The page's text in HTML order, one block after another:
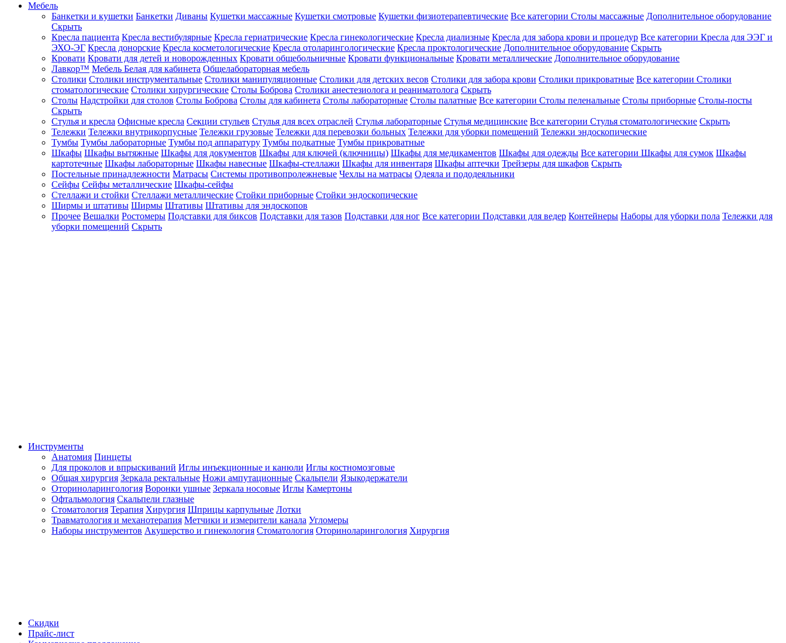
Мебель
Банкетки и кушетки Банкетки Диваны Кушетки массажные Кушетки смотровые Кушетки физиотерапевтические Все категории Столы массажные Дополнительное оборудование
Скрыть
Кресла пациента Кресла вестибулярные Кресла гериатрические Кресла гинекологические Кресла диализные Кресла для забора крови и процедур Все категории Кресла для ЭЭГ и
ЭХО-ЭГ Кресла донорские Кресла косметологические Кресла отоларингологические Кресла проктологические Дополнительное оборудование Скрыть
Кровати Кровати для детей и новорожденных Кровати общебольничные Кровати функциональные Кровати металлические Дополнительное оборудование
Лавкор™ Мебель Белая для кабинета Общелабораторная мебель
Столики Столики инструментальные Столики манипуляционные Столики для детских весов Столики для забора крови Столики прикроватные Все категории Столики
стоматологические Столики хирургические Столы Боброва Столики анестезиолога и реаниматолога Скрыть
Столы Надстройки для столов Столы Боброва Столы для кабинета Столы лабораторные Столы палатные Все категории Столы пеленальные Столы приборные Столы-посты
Скрыть
Стулья и кресла Офисные кресла Секции стульев Стулья для всех отраслей Стулья лабораторные Стулья медицинские Все категории Стулья стоматологические Скрыть
Тележки Тележки внутрикорпусные Тележки грузовые Тележки для перевозки больных Тележки для уборки помещений Тележки эндоскопические
Тумбы Тумбы лабораторные Тумбы под аппаратуру Тумбы подкатные Тумбы прикроватные
Шкафы Шкафы вытяжные Шкафы для документов Шкафы для ключей (ключницы) Шкафы для медикаментов Шкафы для одежды Все категории Шкафы для сумок Шкафы
картотечные Шкафы лабораторные Шкафы навесные Шкафы-стеллажи Шкафы для инвентаря Шкафы аптечки Трейзеры для шкафов Скрыть
Постельные принадлежности Матрасы Системы противопролежневые Чехлы на матрасы Одеяла и пододеяльники
Сейфы Сейфы металлические Шкафы-сейфы
Стеллажи и стойки Стеллажи металлические Стойки приборные Стойки эндоскопические
Ширмы и штативы Ширмы Штативы Штативы для эндоскопов
Прочее Вешалки Ростомеры Подставки для биксов Подставки для тазов Подставки для ног Все категории Подставки для ведер Контейнеры Наборы для уборки пола Тележки для
уборки помещений Скрыть
Инструменты
Анатомия Пинцеты
Для проколов и впрыскиваний Иглы инъекционные и канюли Иглы костномозговые
Общая хирургия Зеркала ректальные Ножи ампутационные Скальпели Языкодержатели
Оториноларингология Воронки ушные Зеркала носовые Иглы Камертоны
Офтальмология Скальпели глазные
Стоматология Терапия Хирургия Шприцы карпульные Лотки
Травматология и механотерапия Метчики и измерители канала Угломеры
Наборы инструментов Акушерство и гинекология Стоматология Оториноларингология Хирургия
Скидки
Прайс-лист